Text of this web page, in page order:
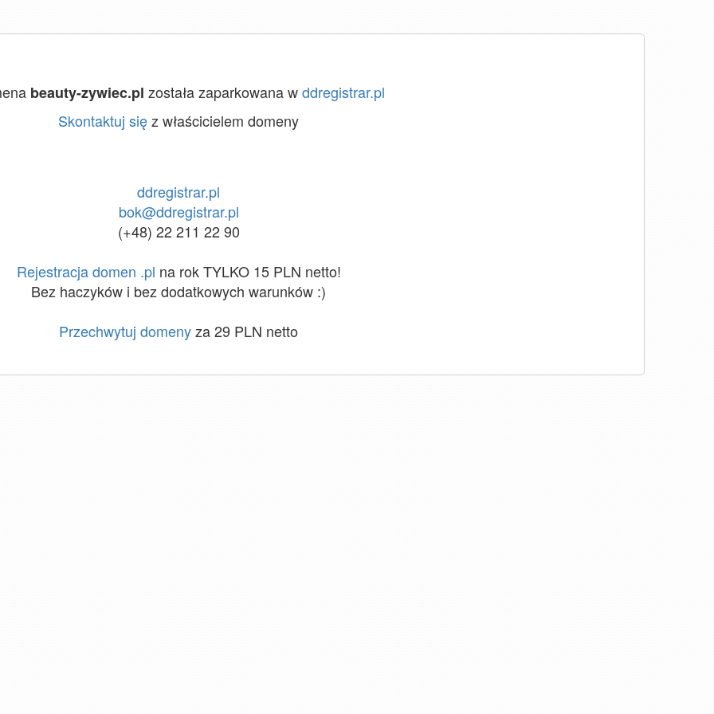
beauty-zywiec.pl została zaparkowana wddregistrar.pl
Skontaktuj sięz właścicielem domeny
ddregistrar.pl
bok@ddregistrar.pl
(+48) 22 211 22 90
Rejestracja domen .pl na rok TYLKO 15 PLN netto!
Bez haczyków i bez dodatkowych warunków :)
Przechwytuj domenyza 29 PLN netto